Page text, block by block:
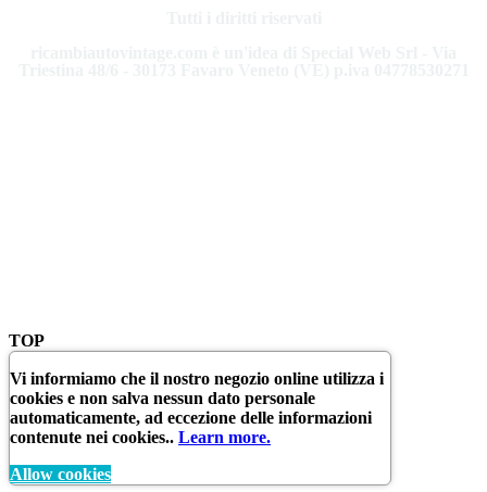
TOP
Vi informiamo che il nostro negozio online utilizza i
cookies e non salva nessun dato personale
automaticamente, ad eccezione delle informazioni
contenute nei cookies.. Learn more.
Allow cookies